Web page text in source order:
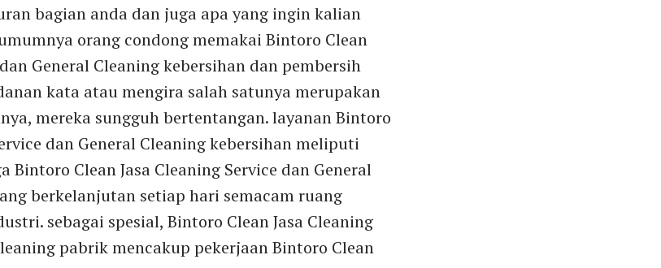
bagian anda dan juga apa yang ingin kalian
orang condong memakai Bintoro Clean
General Cleaning kebersihan dan pembersih
kata atau mengira salah satunya merupakan
mereka sungguh bertentangan. layanan Bintoro
dan General Cleaning kebersihan meliputi
Bintoro Clean Jasa Cleaning Service dan General
berkelanjutan setiap hari semacam ruang
sebagai spesial, Bintoro Clean Jasa Cleaning
pabrik mencakup pekerjaan Bintoro Clean